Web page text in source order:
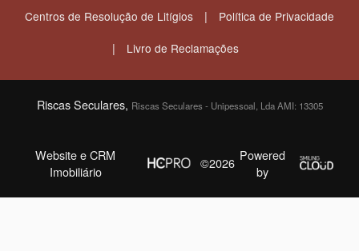
Centros de Resolução de Litígios | Política de Privacidade
| Livro de Reclamações
Riscas Seculares, Riscas Seculares - Unipessoal, Lda AMI: 13305
Website e CRM
Imobiliário
©2026 Powered
by